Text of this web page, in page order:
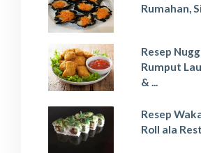
Rumahan,
Resep
Rumput
& ...
Resep
Roll ala